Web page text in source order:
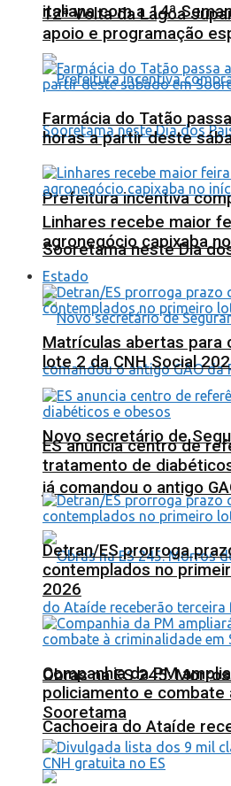
italiana com a 14ª
Prefeitura incentiva
Sooretama neste Dia
Novo secretário de
já comandou o antigo
Obras na ES 245:
Cachoeira do Ataíde
12ª Volta da Lagoa
apoio e programação
Farmácia do Tatão
horas a partir deste
Linhares recebe maior
agronegócio capixaba
Estado
Matrículas abertas para
lote 2 da CNH Social
ES anuncia centro de
tratamento de
Detran/ES prorroga
contemplados no
2026
Companhia da PM
policiamento e combate
Sooretama